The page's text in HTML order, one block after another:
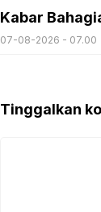
Kabar
07-08-2026 - 07.00
Tinggalkan